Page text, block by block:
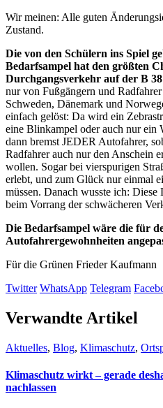
Wir meinen: Alle guten
Zustand.
Die von den Schülern ins Spiel
Bedarfsampel hat den größten
Durchgangsverkehr auf der B
nur von Fußgängern und
Schweden, Dänemark und
einfach gelöst: Da wird ein
eine Blinkampel oder auch nur ein
dann bremst JEDER Autofahrer,
Radfahrer auch nur den Anschein
wollen. Sogar bei vierspurigen
erlebt, und zum Glück nur einmal
müssen. Danach wusste ich: Diese
beim Vorrang der schwächeren
Die Bedarfsampel wäre die für
Autofahrergewohnheiten
Für die Grünen Frieder Kaufmann
Twitter WhatsApp Telegram
Verwandte Artikel
Aktuelles, Blog, Klimaschutz,
Klimaschutz wirkt – gerade
nachlassen